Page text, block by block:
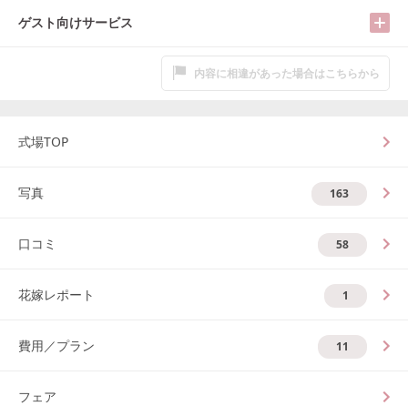
ゲスト向けサービス
内容に相違があった場合はこちらから
式場TOP
写真 163
口コミ 58
花嫁レポート 1
費用／プラン 11
フェア